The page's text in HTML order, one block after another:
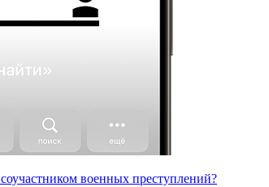
военных преступлений?